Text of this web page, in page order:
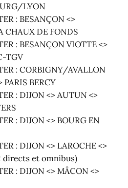
LYON
: BESANÇON <>
CHAUX DE FONDS
: BESANÇON VIOTTE <>
TGV
: CORBIGNY/AVALLON
PARIS BERCY
: DIJON <> AUTUN <>
: DIJON <> BOURG EN
: DIJON <> LAROCHE <>
directs et omnibus)
: DIJON <> MÂCON <>